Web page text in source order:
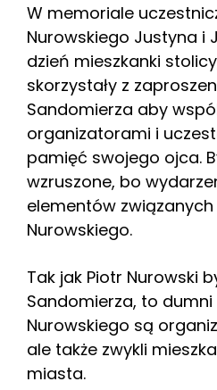
W memoriale
Nurowskiego Justyna i
dzień mieszkanki
skorzystały z
Sandomierza aby
organizatorami i
pamięć swojego ojca.
wzruszone, bo
elementów
Nurowskiego.
Tak jak Piotr Nurowski
Sandomierza, to dumni
Nurowskiego są
ale także zwykli
miasta.